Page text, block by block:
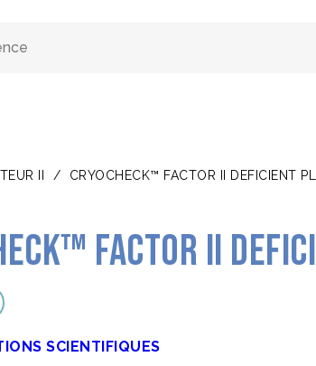
II / CRYOCHECK™ FACTOR II DEFICIENT
Factor II
SCIENTIFIQUES